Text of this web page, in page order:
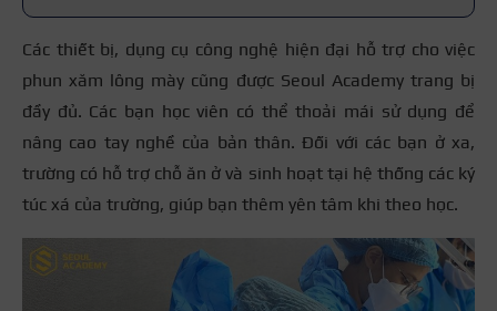
Các thiết bị, dụng cụ công nghệ hiện đại hỗ trợ cho việc
phun xăm lông mày cũng được Seoul Academy trang bị
đầy đủ. Các bạn học viên có thể thoải mái sử dụng để
nâng cao tay nghề của bản thân. Đối với các bạn ở xa,
trường có hỗ trợ chỗ ăn ở và sinh hoạt tại hệ thống các ký
túc xá của trường, giúp bạn thêm yên tâm khi theo học.